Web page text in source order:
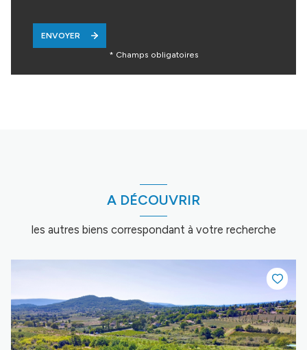
ENVOYER
* Champs obligatoires
A DÉCOUVRIR
les autres biens correspondant à votre recherche